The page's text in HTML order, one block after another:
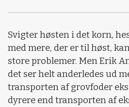
Svigter høsten i det korn,
med mere, der er til høst,
store problemer. Men Erik
det ser helt anderledes ud
transporten af grovfoder
dyrere end transporten af